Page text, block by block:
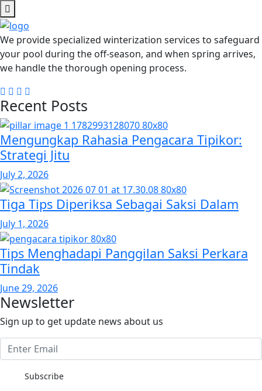
We provide specialized winterization services to safeguard
your pool during the off-season, and when spring arrives,
we handle the thorough opening process.
Recent Posts
Mengungkap Rahasia Pengacara Tipikor:
Strategi Jitu
July 2, 2026
Tiga Tips Diperiksa Sebagai Saksi Dalam
July 1, 2026
Tips Menghadapi Panggilan Saksi Perkara
Tindak
June 29, 2026
Newsletter
Sign up to get update news about us
Subscribe